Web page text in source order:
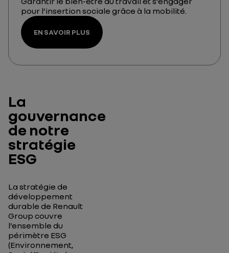
pour l’insertion sociale grâce à la mobilité.
EN SAVOIR PLUS
La
gouvernance
de notre
stratégie
ESG
La stratégie de
développement
durable de Renault
Group couvre
l’ensemble du
périmètre ESG
(Environnement,